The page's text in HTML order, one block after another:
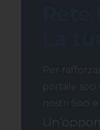
Per
portale
nostri Soci